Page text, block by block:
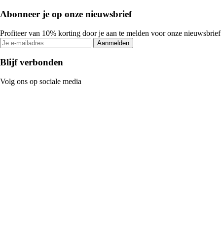
Abonneer je op onze nieuwsbrief
Profiteer van 10% korting door je aan te melden voor onze nieuwsbrief
Aanmelden
Blijf verbonden
Volg ons op sociale media